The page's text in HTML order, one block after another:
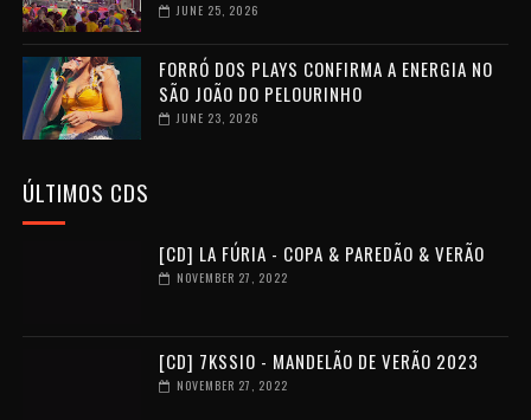
JUNE 25, 2026
FORRÓ DOS PLAYS CONFIRMA A ENERGIA NO
SÃO JOÃO DO PELOURINHO
JUNE 23, 2026
ÚLTIMOS CDS
[CD] LA FÚRIA - COPA & PAREDÃO & VERÃO
NOVEMBER 27, 2022
[CD] 7KSSIO - MANDELÃO DE VERÃO 2023
NOVEMBER 27, 2022